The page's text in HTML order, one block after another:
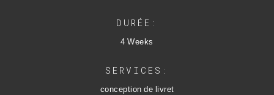
DURÉE:
4 Weeks
SERVICES:
conception de livret